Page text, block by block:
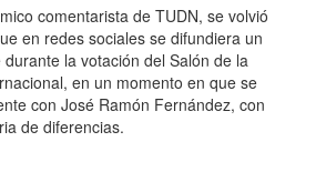
comentarista de TUDN, se volvió
en redes sociales se difundiera un
la votación del Salón de la
en un momento en que se
con José Ramón Fernández, con
de diferencias.